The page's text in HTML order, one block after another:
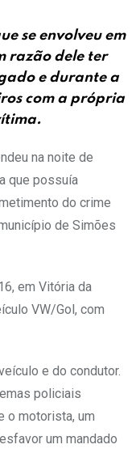
se envolveu em
razão dele ter
e durante a
com a própria
na noite de
que possuía
do crime
de Simões
em Vitória da
VW/Gol, com
e do condutor.
policiais
o motorista, um
um mandado